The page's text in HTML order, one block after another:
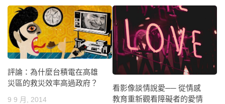
評論：為什麼台積電在高雄
災區的救災效率高過政府？
9 9 月, 2014
看影像談情說愛── 從情感
教育重新觀看障礙者的愛情